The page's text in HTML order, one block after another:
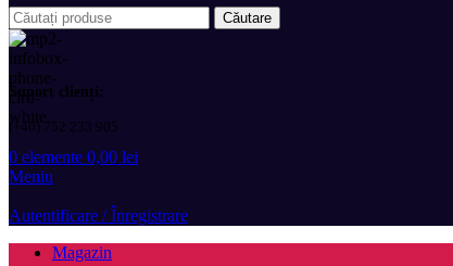
Căutare
Suport clienți:
(+40) 752 233 905
0 elemente 0,00 lei
Meniu
Autentificare / Înregistrare
Magazin